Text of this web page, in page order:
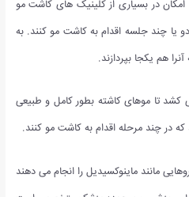
در بسیاری از کلینیک های کاشت مو
دو یا چند جلسه اقدام به کاشت مو کنند. به
هم یکجا بپردازند.
تا 18 ماه طول می کشد تا موهای کاشته بطور کامل و طبیعی
که در چند مرحله اقدام به کاشت مو کنند.
مانند ماینوکسیدیل را انجام می دهند